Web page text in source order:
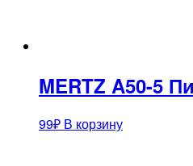
MERTZ A50-5
99₽ В корзину